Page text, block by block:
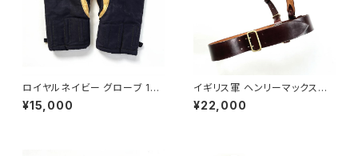
ロイヤルネイビー グローブ 195
4 Royal Navy Arctic Glove
s
¥15,000
イギリス軍 ヘンリーマックスウ
ェル製 サムブラウンベルト Briti
sh Army Henry Maxwell Sa
¥22,000